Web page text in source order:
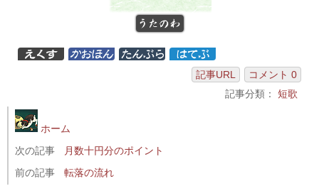
うたのわ
記事URL
コメント 0
記事分類： 短歌
ホーム
次の記事
月数十円分のポイント
前の記事
転落の流れ